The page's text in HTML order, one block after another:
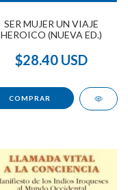
SER MUJER UN VIAJE
HEROICO (NUEVA ED.)
$28.40 USD